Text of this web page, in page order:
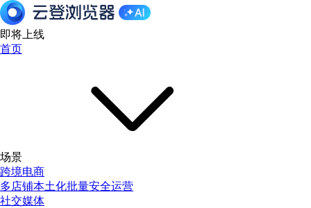
即将上线
首页
场景
跨境电商
多店铺本土化批量安全运营
社交媒体